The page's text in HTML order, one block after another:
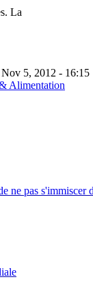
La
5, 2012 - 16:15
Alimentation
pas s'immiscer